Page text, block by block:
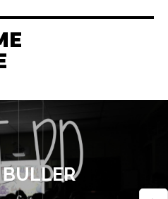
BULLER